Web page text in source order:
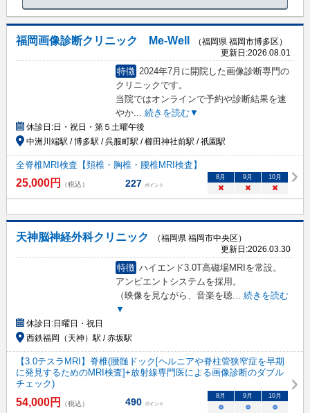
福岡画像診断クリニック Me-Well
（福岡県 福岡市博多区）
更新日:2026.08.01
特徴 2024年7月に開院した画像診断専門の
クリニックです。
当院ではオンラインで予約や診断結果を速
やか... 続きを読む▼
休診日:日・祝日・第５土曜午後
中洲川端駅 / 博多駅 / 呉服町駅 / 櫛田神社前駅 / 祇園駅
全脊椎MRI検査【頚椎・胸椎・腰椎MRI検査】
25,000円 （税込） 227 ポイント
8 月 9 月 10月
× × ×
天神脳神経外科クリニック
（福岡県 福岡市中央区）
更新日:2026.03.30
特徴 ハイエンド3.0T高磁場MRIを常設。
アンビエントシステムを採用。
（映像を見ながら、音楽を聴... 続きを読む
▼
休診日:日曜日・祝日
西鉄福岡（天神）駅 / 赤坂駅
【3.0テスラMRI】脊椎(腰髄ドック[ヘルニアや脊柱管狭窄症を早期
に発見するためのMRI検査]+放射線専門医による画像診断のダブル
チェック)
54,000円 （税込） 490 ポイント
8月 9月 10月
○ ○ ○